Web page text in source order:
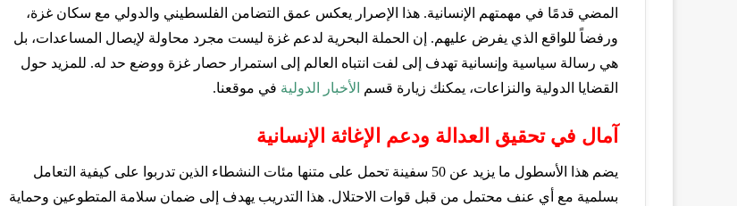
المضي قدمًا في مهمتهم الإنسانية. هذا الإصرار يعكس عمق التضامن الفلسطيني والدولي مع سكان غزة،
ورفضاً للواقع الذي يفرض عليهم. إن الحملة البحرية لدعم غزة ليست مجرد محاولة لإيصال المساعدات، بل
هي رسالة سياسية وإنسانية تهدف إلى لفت انتباه العالم إلى استمرار حصار غزة ووضع حد له. للمزيد حول
القضايا الدولية والنزاعات، يمكنك زيارة قسم
الأخبار الدولية في موقعنا.
آمال في تحقيق العدالة ودعم الإغاثة الإنسانية
يضم هذا الأسطول ما يزيد عن 50 سفينة تحمل على متنها مئات النشطاء الذين تدربوا على كيفية التعامل
بسلمية مع أي عنف محتمل من قبل قوات الاحتلال. هذا التدريب يهدف إلى ضمان سلامة المتطوعين وحماية